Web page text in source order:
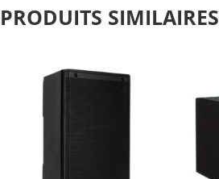
PRODUITS SIMILAIRES